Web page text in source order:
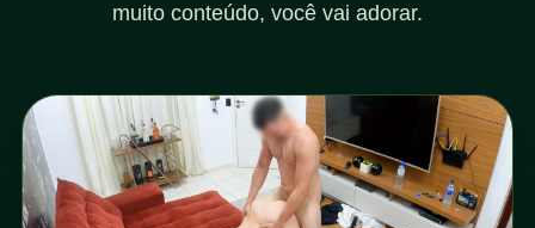
muito conteúdo, você vai adorar.